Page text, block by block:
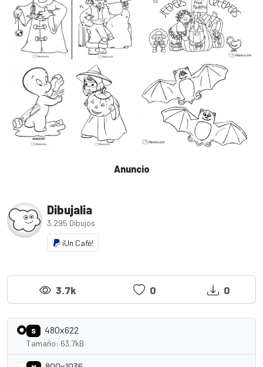
Anuncio
Dibujalia
3,295 Dibujos
¡Un Café!
3.7k 0 0
S 480x622
Tamaño: 63.7kB